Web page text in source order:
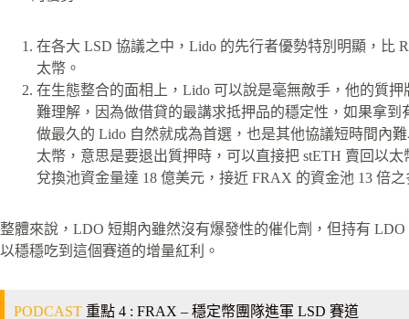
在各大 LSD 協議之中，Lido 的先行者優勢特別明顯，比
太幣。
在生態整合的面相上，Lido 可以說是毫無敵手，他的質
難理解，因為做借貸的最講求抵押品的穩定性，如果拿
做最久的 Lido 自然就成為首選，也是其他協議短時間內
太幣，意思是要退出質押時，可以直接把 stETH 賣回以
兌換池資金量達 18 億美元，接近 FRAX 的資金池 13 倍之
整體來說，LDO 短期內雖然沒有爆發性的催化劑，但持有
以穩穩吃到這個賽道的增量紅利。
PODCAST 重點 4 : FRAX – 穩定幣團隊進軍 LSD 賽道